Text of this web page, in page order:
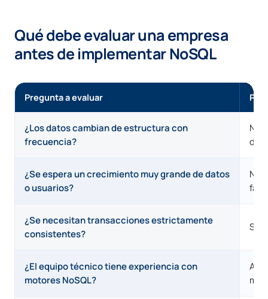
Qué debe evaluar una empresa
antes de implementar NoSQL
Pregunta a evaluar Por
¿Los datos cambian de estructura con
frecuencia?
¿Se espera un crecimiento muy grande de datos
o usuarios?
¿Se necesitan transacciones estrictamente
consistentes?
Si
¿El equipo técnico tiene experiencia con
motores NoSQL?